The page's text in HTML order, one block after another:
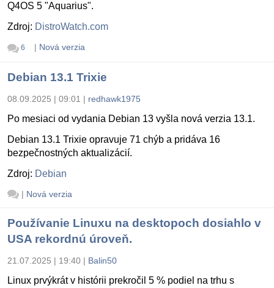
Q4OS 5 "Aquarius".
Zdroj: DistroWatch.com
6 | Nová verzia
Debian 13.1 Trixie
08.09.2025 | 09:01 | redhawk1975
Po mesiaci od vydania Debian 13 vyšla nová verzia 13.1.
Debian 13.1 Trixie opravuje 71 chýb a pridáva 16
bezpečnostných aktualizácií.
Zdroj: Debian
| Nová verzia
Používanie Linuxu na desktopoch dosiahlo v
USA rekordnú úroveň.
21.07.2025 | 19:40 | Balin50
Linux prvýkrát v histórii prekročil 5 % podiel na trhu s